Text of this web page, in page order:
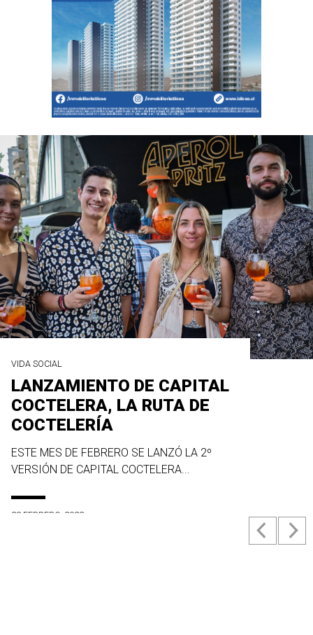
VIDA SOCIAL
LANZAMIENTO DE CAPITAL
COCTELERA, LA RUTA DE
COCTELERÍA
ESTE MES DE FEBRERO SE LANZÓ LA 2º
VERSIÓN DE CAPITAL COCTELERA...
23 FEBRERO, 2022